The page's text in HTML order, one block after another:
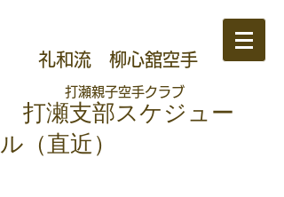
礼和流 柳心舘空手
​打瀬親子空手クラブ
​ 打瀬支部スケジュー
ル（直近）